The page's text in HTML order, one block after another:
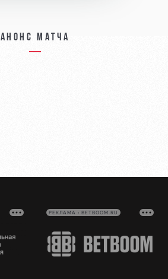
Анонс матча
РЕКЛАМА • BETBOOM.RU